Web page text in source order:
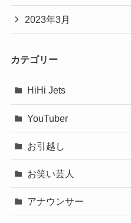
2023年3月
カテゴリー
HiHi Jets
YouTuber
お引越し
お笑い芸人
アナウンサー